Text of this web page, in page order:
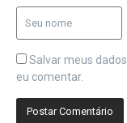
Salvar meus
eu comentar.